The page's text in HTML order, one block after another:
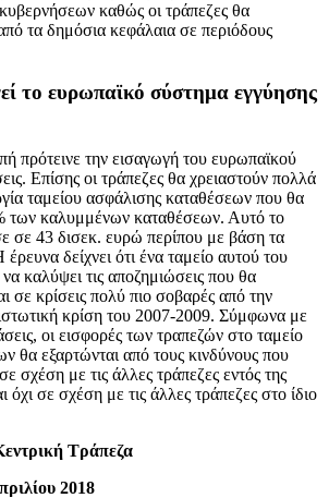
καθώς οι τράπεζες θα
τα δημόσια κεφάλαια σε περιόδους
το ευρωπαϊκό σύστημα εγγύησης
πρότεινε την εισαγωγή του ευρωπαϊκού
Επίσης οι τράπεζες θα χρειαστούν πολλά
ταμείου ασφάλισης καταθέσεων που θα
των καλυμμένων καταθέσεων. Αυτό το
σε 43 δισεκ. ευρώ περίπου με βάση τα
δείχνει ότι ένα ταμείο αυτού του
καλύψει τις αποζημιώσεις που θα
σε κρίσεις πολύ πιο σοβαρές από την
κρίση του 2007-2009. Σύμφωνα με
οι εισφορές των τραπεζών στο ταμείο
θα εξαρτώνται από τους κινδύνους που
σχέση με τις άλλες τράπεζες εντός της
όχι σε σχέση με τις άλλες τράπεζες στο ίδιο
Τράπεζα
2018